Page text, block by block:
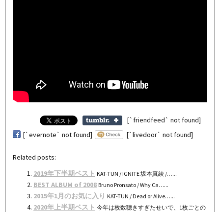
[`friendfeed` not found]
[`evernote` not found]
[`livedoor` not found]
Related posts:
2019年下半期ベスト KAT-TUN / IGNITE 坂本真綾 /…...
BEST ALBUM of 2008 Bruno Pronsato / Why Ca…...
2015年1月のお気に入り KAT-TUN / Dead or Alive…...
2020年上半期ベスト 今年は枚数聴きすぎたせいで、1枚ごとの